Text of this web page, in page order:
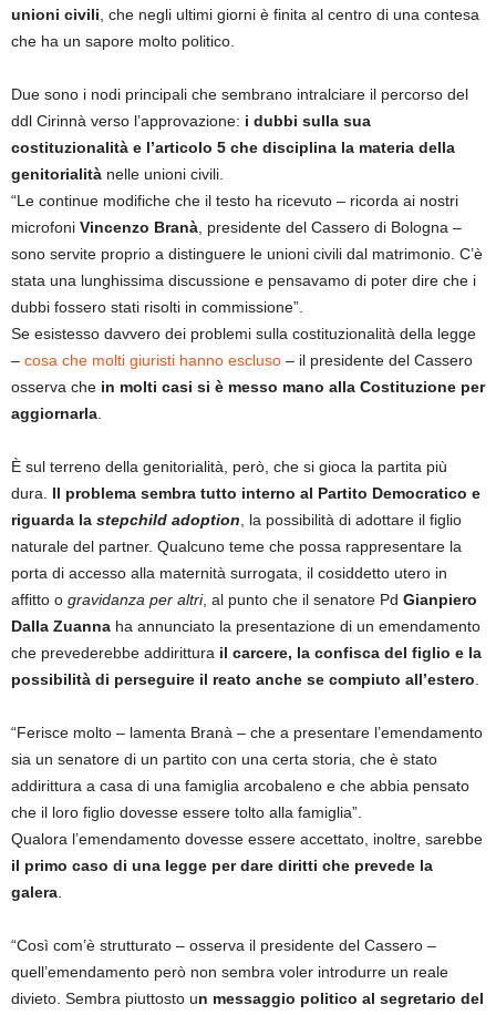
unioni civili , che negli ultimi giorni è finita al centro di una contesa
che ha un sapore molto politico.
Due sono i nodi principali che sembrano intralciare il percorso del
ddl Cirinnà verso l’approvazione: i dubbi sulla sua
costituzionalità e l’articolo 5 che disciplina la materia della
genitorialità nelle unioni civili.
“Le continue modifiche che il testo ha ricevuto – ricorda ai nostri
microfoni Vincenzo Branà , presidente del Cassero di Bologna –
sono servite proprio a distinguere le unioni civili dal matrimonio. C’è
stata una lunghissima discussione e pensavamo di poter dire che i
dubbi fossero stati risolti in commissione”.
Se esistesso davvero dei problemi sulla costituzionalità della legge
– cosa che molti giuristi hanno escluso – il presidente del Cassero
osserva che in molti casi si è messo mano alla Costituzione per
aggiornarla
È sul terreno della genitorialità, però, che si gioca la partita più
dura. Il problema sembra tutto interno al Partito Democratico e
riguarda la stepchild adoption , la possibilità di adottare il figlio
naturale del partner. Qualcuno teme che possa rappresentare la
porta di accesso alla maternità surrogata, il cosiddetto utero in
affitto o gravidanza per altri, al punto che il senatore Pd Gianpiero
Dalla Zuanna ha annunciato la presentazione di un emendamento
che prevederebbe addirittura il carcere, la confisca del figlio e la
possibilità di perseguire il reato anche se compiuto all’estero
“Ferisce molto – lamenta Branà – che a presentare l’emendamento
sia un senatore di un partito con una certa storia, che è stato
addirittura a casa di una famiglia arcobaleno e che abbia pensato
che il loro figlio dovesse essere tolto alla famiglia”.
Qualora l’emendamento dovesse essere accettato, inoltre, sarebbe
il primo caso di una legge per dare diritti che prevede la
galera
“Così com’è strutturato – osserva il presidente del Cassero –
quell’emendamento però non sembra voler introdurre un reale
divieto. Sembra piuttosto un messaggio politico al segretario del